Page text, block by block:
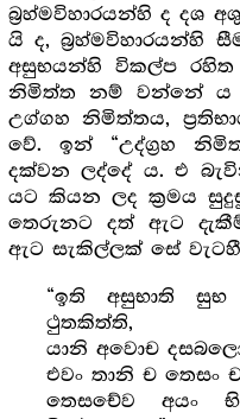
බ්‍ර‍හ්මවිහාරයන්හි ද දශ
යි ද, බ්‍ර‍හ්මවිහාරයන්හි
අසුභයන්හි විකල්ප රහිත
නිමිත්ත නම් වන්නේ ය
උග්ගහ නිමිත්තය,
වේ. ඉන් “උද්ග්‍ර‍හ
දක්වන ලද්දේ ය. එ
යට කියන ලද ක්‍ර‍මය
තෙරුනට දත් ඇට
ඇට සැකිල්ලක් සේ
“ඉති අසුභාති
ථුතකිත්ති,
යානි අවොච
එවං තානි ච තෙසං
තෙසචේව අයං